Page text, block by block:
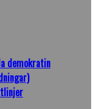
demokratin